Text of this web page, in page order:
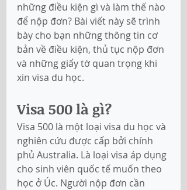
những điều kiện gì và làm thế nào
để nộp đơn? Bài viết này sẽ trình
bày cho bạn những thông tin cơ
bản về điều kiện, thủ tục nộp đơn
và những giấy tờ quan trọng khi
xin visa du học.
Visa 500 là gì?
Visa 500 là một loại visa du học và
nghiên cứu được cấp bởi chính
phủ Australia. Là loại visa áp dụng
cho sinh viên quốc tế muốn theo
học ở Úc. Người nộp đơn cần